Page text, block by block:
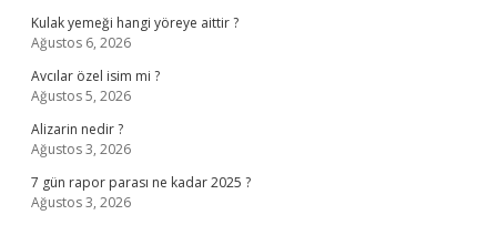
Kulak yemeği hangi yöreye aittir ?
Ağustos 6, 2026
Avcılar özel isim mi ?
Ağustos 5, 2026
Alizarin nedir ?
Ağustos 3, 2026
7 gün rapor parası ne kadar 2025 ?
Ağustos 3, 2026